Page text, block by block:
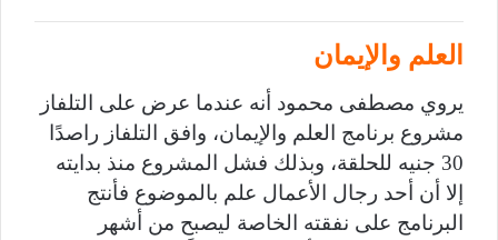
العلم والإيمان
يروي مصطفى محمود أنه عندما عرض على التلفاز
مشروع برنامج العلم والإيمان، وافق التلفاز راصدًا
30 جنيه للحلقة، وبذلك فشل المشروع منذ بدايته
إلا أن أحد رجال الأعمال علم بالموضوع فأنتج
البرنامج على نفقته الخاصة ليصبح من أشهر